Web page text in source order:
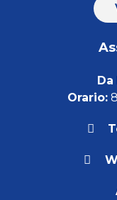
Orario: